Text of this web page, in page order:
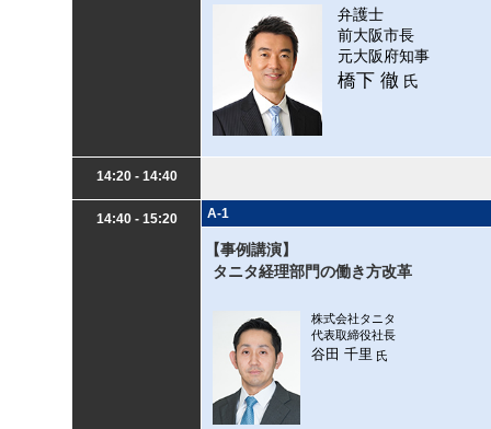
弁護士
前大阪市長
元大阪府知事
橋下 徹 氏
14:20 - 14:40
14:40 - 15:20 A-1
【事例講演】
タニタ経理部門の働き方改革
株式会社タニタ
代表取締役社長
谷田 千里 氏